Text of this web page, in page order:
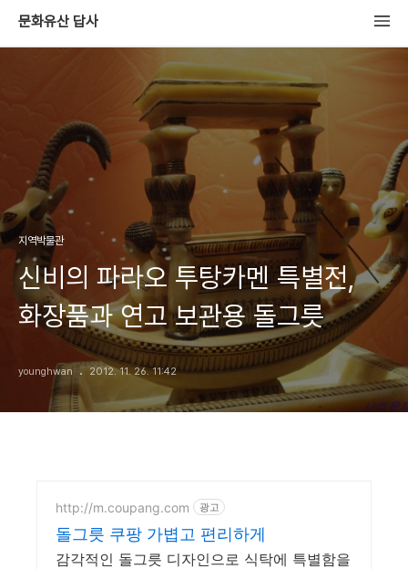
문화유산 답사
지역박물관
신비의 파라오 투탕카멘 특별전,
화장품과 연고 보관용 돌그릇
younghwan 2012. 11. 26. 11:42
http://m.coupang.com 광고
돌그릇 쿠팡 가볍고 편리하게
감각적인 돌그릇 디자인으로 식탁에 특별함을